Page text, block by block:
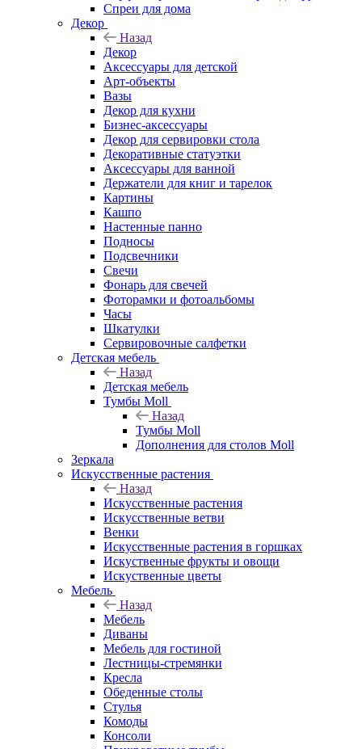
Спреи для дома
Декор
Назад
Декор
Аксессуары для детской
Арт-объекты
Вазы
Декор для кухни
Бизнес-аксессуары
Декор для сервировки стола
Декоративные статуэтки
Аксессуары для ванной
Держатели для книг и тарелок
Картины
Кашпо
Настенные панно
Подносы
Подсвечники
Свечи
Фонарь для свечей
Фоторамки и фотоальбомы
Часы
Шкатулки
Сервировочные салфетки
Детская мебель
Назад
Детская мебель
Тумбы Moll
Назад
Тумбы Moll
Дополнения для столов Moll
Зеркала
Искусственные растения
Назад
Искусственные растения
Искусственные ветви
Венки
Искусственные растения в горшках
Искуственные фрукты и овощи
Искуственные цветы
Мебель
Назад
Мебель
Диваны
Мебель для гостиной
Лестницы-стремянки
Кресла
Обеденные столы
Стулья
Комоды
Консоли